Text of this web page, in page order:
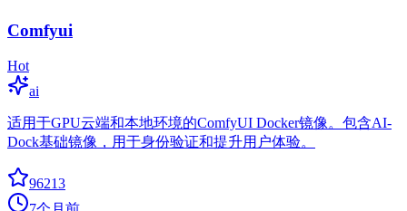
Comfyui
Hot
ai
适用于GPU云端和本地环境的ComfyUI Docker镜像。包含AI-
Dock基础镜像，用于身份验证和提升用户体验。
96213